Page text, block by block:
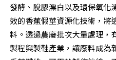
發酵、脫膠漂白以及環保氧化
效的香蕉假莖資源化技術，將
料。透過農廢批次大量處理，
製程與製鞋產業，讓廢料成為